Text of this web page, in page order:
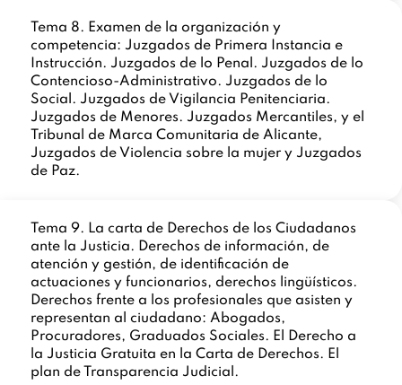
Tema 8. Examen de la organización y
competencia: Juzgados de Primera Instancia e
Instrucción. Juzgados de lo Penal. Juzgados de lo
Contencioso-Administrativo. Juzgados de lo
Social. Juzgados de Vigilancia Penitenciaria.
Juzgados de Menores. Juzgados Mercantiles, y el
Tribunal de Marca Comunitaria de Alicante,
Juzgados de Violencia sobre la mujer y Juzgados
de Paz.
Tema 9. La carta de Derechos de los Ciudadanos
ante la Justicia. Derechos de información, de
atención y gestión, de identificación de
actuaciones y funcionarios, derechos lingüísticos.
Derechos frente a los profesionales que asisten y
representan al ciudadano: Abogados,
Procuradores, Graduados Sociales. El Derecho a
la Justicia Gratuita en la Carta de Derechos. El
plan de Transparencia Judicial.